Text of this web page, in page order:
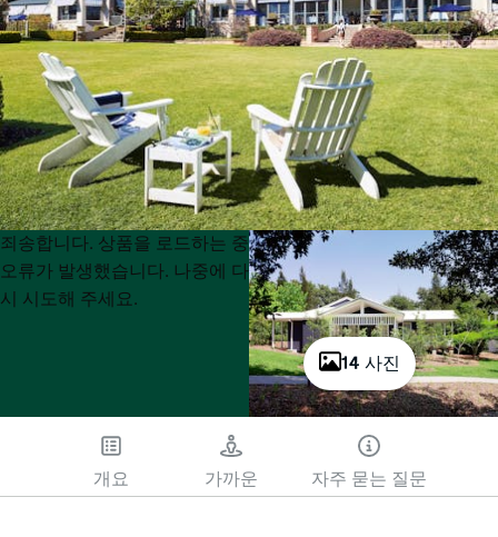
14 사진
Product
List
Product
List
죄송합니다. 상품을 로드하는 중
오류가 발생했습니다. 나중에 다
시 시도해 주세요.
개요 가까운 자주 묻는 질문